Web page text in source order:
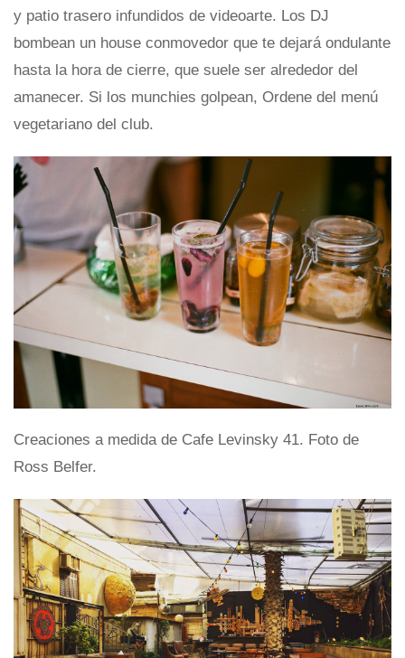
y patio trasero infundidos de videoarte. Los DJ
bombean un house conmovedor que te dejará ondulante
hasta la hora de cierre, que suele ser alrededor del
amanecer. Si los munchies golpean, Ordene del menú
vegetariano del club.
Creaciones a medida de Cafe Levinsky 41. Foto de
Ross Belfer.